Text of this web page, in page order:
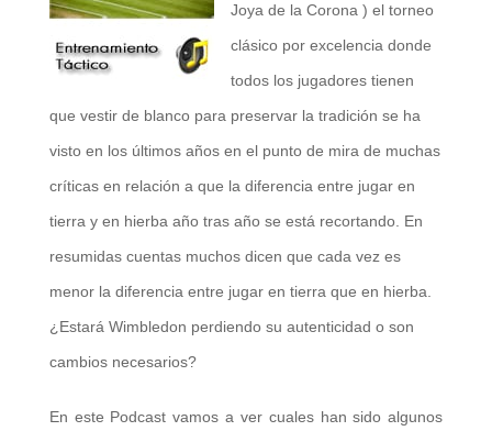
Joya de la Corona ) el torneo
clásico por excelencia donde
todos los jugadores tienen
que vestir de blanco para preservar la tradición se ha
visto en los últimos años en el punto de mira de muchas
críticas en relación a que la diferencia entre jugar en
tierra y en hierba año tras año se está recortando. En
resumidas cuentas muchos dicen que cada vez es
menor la diferencia entre jugar en tierra que en hierba.
¿Estará Wimbledon perdiendo su autenticidad o son
cambios necesarios?
En este Podcast vamos a ver cuales han sido algunos